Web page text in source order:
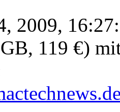
2009,
119 €)